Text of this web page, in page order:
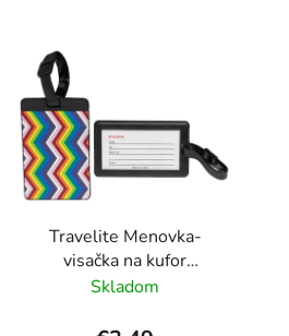
Travelite Menovka-
visačka na kufor
Multicolor Waves
Skladom